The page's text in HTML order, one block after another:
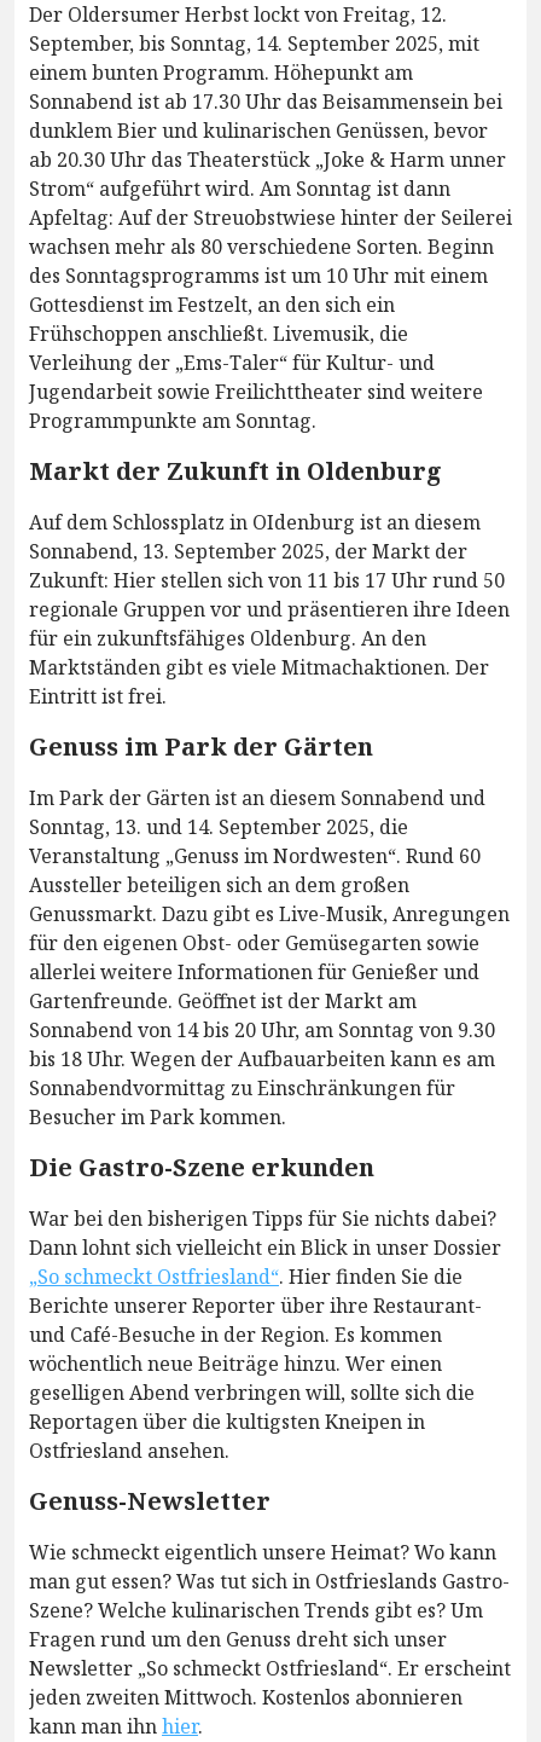
Der Oldersumer Herbst lockt von Freitag, 12.
September, bis Sonntag, 14. September 2025, mit
einem bunten Programm. Höhepunkt am
Sonnabend ist ab 17.30 Uhr das Beisammensein bei
dunklem Bier und kulinarischen Genüssen, bevor
ab 20.30 Uhr das Theaterstück „Joke & Harm unner
Strom“ aufgeführt wird. Am Sonntag ist dann
Apfeltag: Auf der Streuobstwiese hinter der Seilerei
wachsen mehr als 80 verschiedene Sorten. Beginn
des Sonntagsprogramms ist um 10 Uhr mit einem
Gottesdienst im Festzelt, an den sich ein
Frühschoppen anschließt. Livemusik, die
Verleihung der „Ems-Taler“ für Kultur- und
Jugendarbeit sowie Freilichttheater sind weitere
Programmpunkte am Sonntag.
Markt der Zukunft in Oldenburg
Auf dem Schlossplatz in OIdenburg ist an diesem
Sonnabend, 13. September 2025, der Markt der
Zukunft: Hier stellen sich von 11 bis 17 Uhr rund 50
regionale Gruppen vor und präsentieren ihre Ideen
für ein zukunftsfähiges Oldenburg. An den
Marktständen gibt es viele Mitmachaktionen. Der
Eintritt ist frei.
Genuss im Park der Gärten
Im Park der Gärten ist an diesem Sonnabend und
Sonntag, 13. und 14. September 2025, die
Veranstaltung „Genuss im Nordwesten“. Rund 60
Aussteller beteiligen sich an dem großen
Genussmarkt. Dazu gibt es Live-Musik, Anregungen
für den eigenen Obst- oder Gemüsegarten sowie
allerlei weitere Informationen für Genießer und
Gartenfreunde. Geöffnet ist der Markt am
Sonnabend von 14 bis 20 Uhr, am Sonntag von 9.30
bis 18 Uhr. Wegen der Aufbauarbeiten kann es am
Sonnabendvormittag zu Einschränkungen für
Besucher im Park kommen.
Die Gastro-Szene erkunden
War bei den bisherigen Tipps für Sie nichts dabei?
Dann lohnt sich vielleicht ein Blick in unser Dossier
„So schmeckt Ostfriesland“. Hier finden Sie die
Berichte unserer Reporter über ihre Restaurant-
und Café-Besuche in der Region. Es kommen
wöchentlich neue Beiträge hinzu. Wer einen
geselligen Abend verbringen will, sollte sich die
Reportagen über die kultigsten Kneipen in
Ostfriesland ansehen.
Genuss-Newsletter
Wie schmeckt eigentlich unsere Heimat? Wo kann
man gut essen? Was tut sich in Ostfrieslands Gastro-
Szene? Welche kulinarischen Trends gibt es? Um
Fragen rund um den Genuss dreht sich unser
Newsletter „So schmeckt Ostfriesland“. Er erscheint
jeden zweiten Mittwoch. Kostenlos abonnieren
kann man ihnhier.